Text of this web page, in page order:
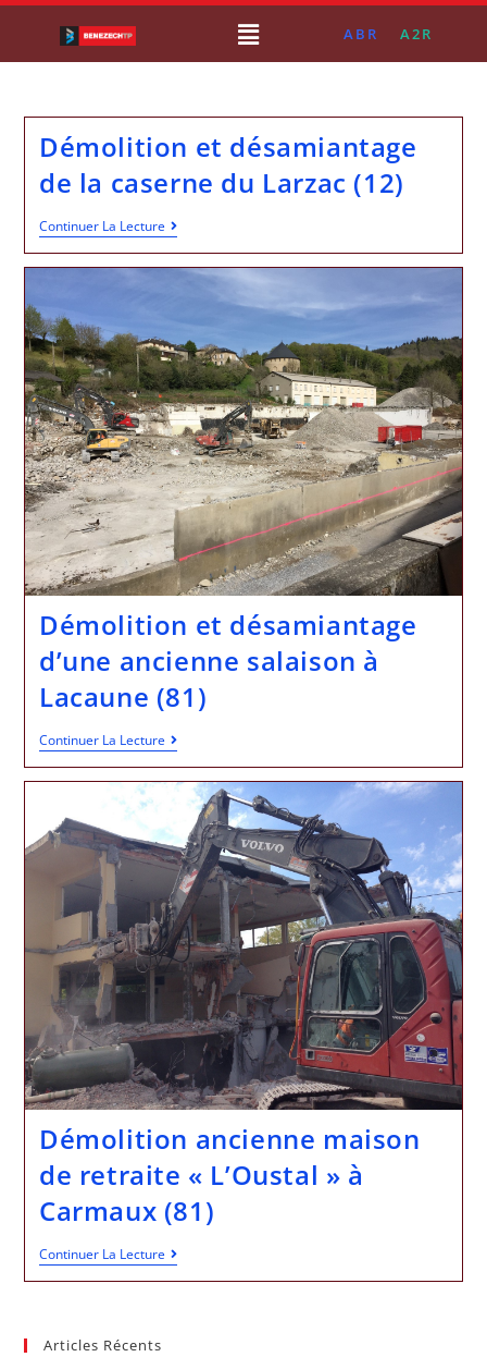
ABR A2R
Démolition et désamiantage
de la caserne du Larzac (12)
Continuer La Lecture
Démolition et désamiantage
d’une ancienne salaison à
Lacaune (81)
Continuer La Lecture
Démolition ancienne maison
de retraite « L’Oustal » à
Carmaux (81)
Continuer La Lecture
Articles Récents